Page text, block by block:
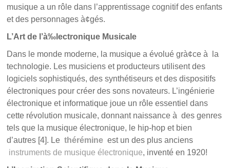
musique a un rôle dans l’apprentissage cognitif des enfants
et des personnages à¢gés.
L’Art de l’à‰lectronique Musicale
Dans le monde moderne, la musique a évolué grà¢ce à la
technologie. Les musiciens et producteurs utilisent des
logiciels sophistiqués, des synthétiseurs et des dispositifs
électroniques pour créer des sons novateurs. L’ingénierie
électronique et informatique joue un rôle essentiel dans
cette révolution musicale, donnant naissance à des genres
tels que la musique électronique, le hip-hop et bien
d’autres [4]. Le thérémine est un des plus anciens
instruments de musique électronique, inventé en 1920!